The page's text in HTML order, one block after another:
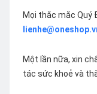
Mọi thắc mắc Quý
Một lần nữa, xin
tác sức khoẻ và